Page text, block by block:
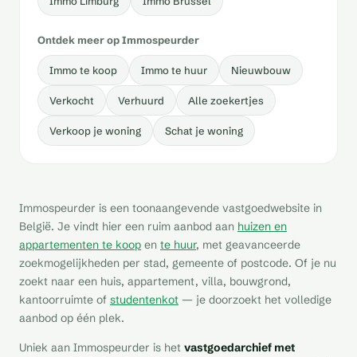
Ontdek meer op Immospeurder
Immo te koop Immo te huur Nieuwbouw
Verkocht Verhuurd Alle zoekertjes
Verkoop je woning Schat je woning
Immospeurder is een toonaangevende vastgoedwebsite in
België. Je vindt hier een ruim aanbod aan huizen en
appartementen te koop en te huur, met geavanceerde
zoekmogelijkheden per stad, gemeente of postcode. Of je nu
zoekt naar een huis, appartement, villa, bouwgrond,
kantoorruimte of studentenkot — je doorzoekt het volledige
aanbod op één plek.
Uniek aan Immospeurder is het vastgoedarchief met